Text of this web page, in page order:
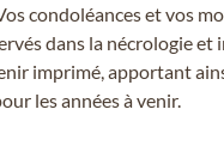
condoléances et vos
dans la nécrologie et
imprimé, apportant
les années à venir.